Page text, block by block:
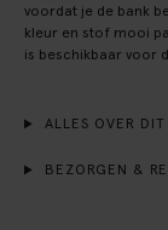
voordat je de bank
kleur en stof mooi
is beschikbaar voor
ALLES OVER DIT
BEZORGEN &